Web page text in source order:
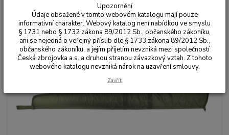
Upozornění
Údaje obsažené v tomto webovém katalogu mají pouze
informativní charakter. Webový katalog není nabídkou ve smyslu
§ 1731 nebo § 1732 zákona 89/2012 Sb., občanského zákoníku,
ani se nejedná o veřejný příslib dle § 1733 zákona 89/2012 Sb.,
občanského zákoníku, a jejím přijetím nevzniká mezi společností
Česká zbrojovka a.s. a druhou stranou závazkový vztah. Z tohoto
webového katalogu nevzniká nárok na uzavření smlouvy.
Zavřít